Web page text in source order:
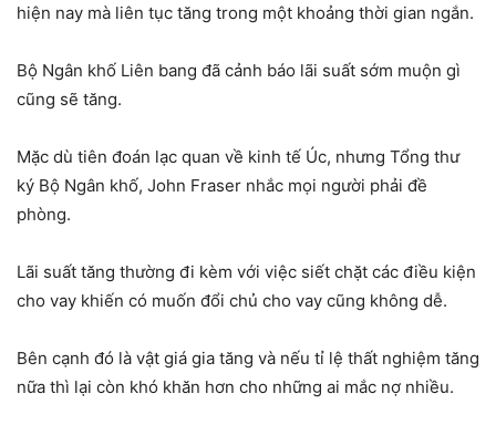
hiện nay mà liên tục tăng trong một khoảng thời gian ngắn.
Bộ Ngân khố Liên bang đã cảnh báo lãi suất sớm muộn gì
cũng sẽ tăng.
Mặc dù tiên đoán lạc quan về kinh tế Úc, nhưng Tổng thư
ký Bộ Ngân khố, John Fraser nhắc mọi người phải đề
phòng.
Lãi suất tăng thường đi kèm với việc siết chặt các điều kiện
cho vay khiến có muốn đổi chủ cho vay cũng không dễ.
Bên cạnh đó là vật giá gia tăng và nếu tỉ lệ thất nghiệm tăng
nữa thì lại còn khó khăn hơn cho những ai mắc nợ nhiều.